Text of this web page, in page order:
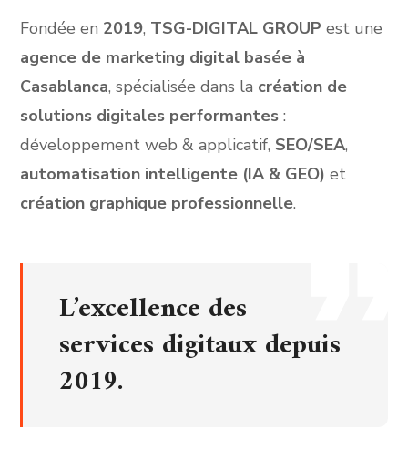
Fondée en 2019, TSG-DIGITAL GROUP est une
agence de marketing digital basée à
Casablanca, spécialisée dans la création de
solutions digitales performantes :
développement web & applicatif, SEO/SEA,
automatisation intelligente (IA & GEO) et
création graphique professionnelle.
L’excellence des
services digitaux depuis
2019.